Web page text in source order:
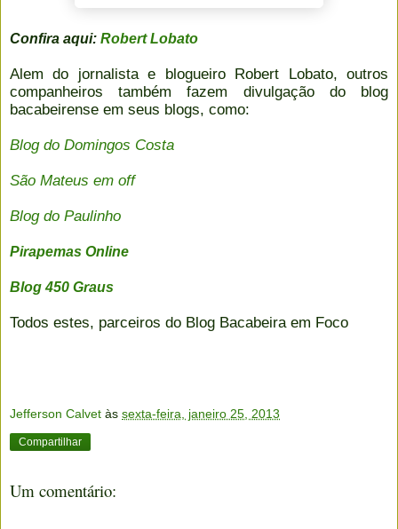
Confira aqui: Robert Lobato
Alem do jornalista e blogueiro Robert Lobato, outros
companheiros também fazem divulgação do blog
bacabeirense em seus blogs, como:
Blog do Domingos Costa
São Mateus em off
Blog do Paulinho
Pirapemas Online
Blog 450 Graus
Todos estes, parceiros do Blog Bacabeira em Foco
Jefferson Calvet às sexta-feira, janeiro 25, 2013
Compartilhar
Um comentário: